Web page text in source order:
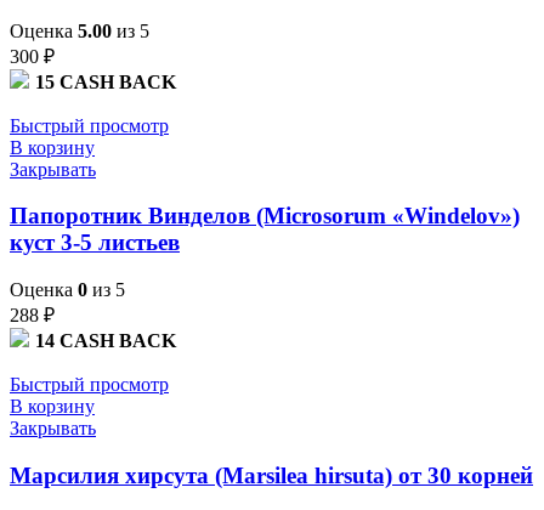
Оценка 5.00 из 5
300 ₽
15 CASH BACK
Быстрый просмотр
В корзину
Закрывать
Папоротник Винделов (Microsorum «Windelov»)
куст 3-5 листьев
Оценка 0 из 5
288 ₽
14 CASH BACK
Быстрый просмотр
В корзину
Закрывать
Марсилия хирсута (Marsilea hirsuta) от 30 корней